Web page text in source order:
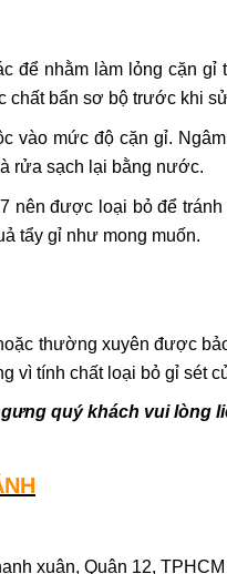
để nhằm làm lỏng cặn
chất bẩn sơ bộ trước khi
vào mức độ cặn gỉ.
rửa sạch lại bằng nước.
nên được loại bỏ để
tẩy gỉ như mong muốn.
thường xuyên được
vì tính chất loại bỏ gỉ sét
quý khách vui lòng
xuân, Quận 12, TPHCM